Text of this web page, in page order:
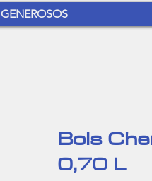
GENEROSOS
Bols
0,70 L